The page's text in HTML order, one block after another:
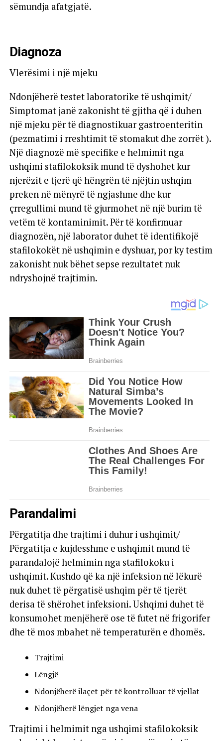
sëmundja afatgjatë.
Diagnoza
Vlerësimi i një mjeku
Ndonjëherë testet laboratorike të ushqimit/
Simptomat janë zakonisht të gjitha që i duhen
një mjeku për të diagnostikuar gastroenteritin
(pezmatimi i rreshtimit të stomakut dhe zorrët ).
Një diagnozë më specifike e helmimit nga
ushqimi stafilokoksik mund të dyshohet kur
njerëzit e tjerë që hëngrën të njëjtin ushqim
preken në mënyrë të ngjashme dhe kur
çrregullimi mund të gjurmohet në një burim të
vetëm të kontaminimit. Për të konfirmuar
diagnozën, një laborator duhet të identifikojë
stafilokokët në ushqimin e dyshuar, por ky testim
zakonisht nuk bëhet sepse rezultatet nuk
ndryshojnë trajtimin.
Parandalimi
Përgatitja dhe trajtimi i duhur i ushqimit/
Përgatitja e kujdesshme e ushqimit mund të
parandalojë helmimin nga stafilokoku i
ushqimit. Kushdo që ka një infeksion në lëkurë
nuk duhet të përgatisë ushqim për të tjerët
derisa të shërohet infeksioni. Ushqimi duhet të
konsumohet menjëherë ose të futet në frigorifer
dhe të mos mbahet në temperaturën e dhomës.
Trajtimi
Lëngjë
Ndonjëherë ilaçet për të kontrolluar të vjellat
Ndonjëherë lëngjet nga vena
Trajtimi i helmimit nga ushqimi stafilokoksik